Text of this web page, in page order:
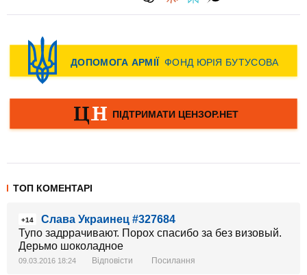
ТОП КОМЕНТАРІ
+14
Слава Украинец #327684
Тупо задррачивают. Порох спасибо за без визовый.
Дерьмо шоколадное
09.03.2016 18:24 Відповісти Посилання